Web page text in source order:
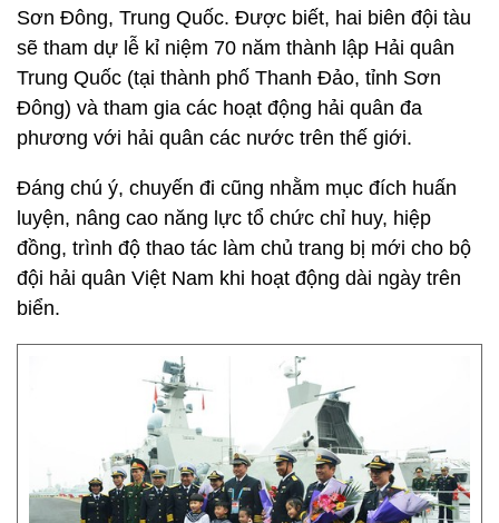
Sơn Đông, Trung Quốc. Được biết, hai biên đội tàu
sẽ tham dự lễ kỉ niệm 70 năm thành lập Hải quân
Trung Quốc (tại thành phố Thanh Đảo, tỉnh Sơn
Đông) và tham gia các hoạt động hải quân đa
phương với hải quân các nước trên thế giới.
Đáng chú ý, chuyến đi cũng nhằm mục đích huấn
luyện, nâng cao năng lực tổ chức chỉ huy, hiệp
đồng, trình độ thao tác làm chủ trang bị mới cho bộ
đội hải quân Việt Nam khi hoạt động dài ngày trên
biển.